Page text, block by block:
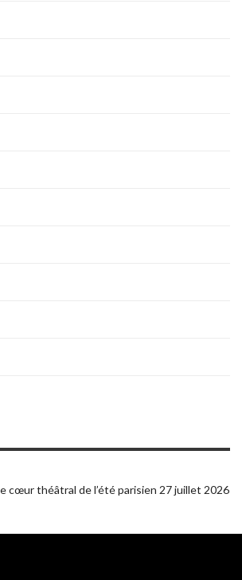
cœur théâtral de l’été parisien 27 juillet 2026